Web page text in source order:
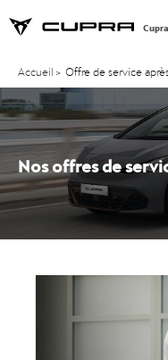
Accueil > Offre de service
Nos offres de